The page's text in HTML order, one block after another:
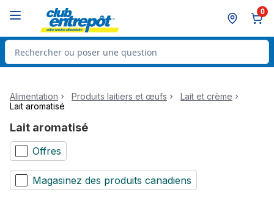
0
Rechercher des produits
Alimentation Produits laitiers et œufs
Lait et crème
Lait aromatisé
Lait aromatisé
Offres
Magasinez des produits canadiens